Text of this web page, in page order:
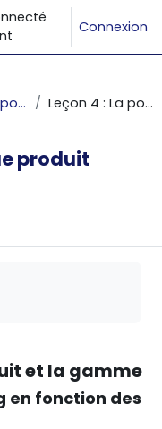
recherche Connexion
Leçon 4 : La politique produit Leçon 4 : La politique produit
produit
et la gamme
en fonction des